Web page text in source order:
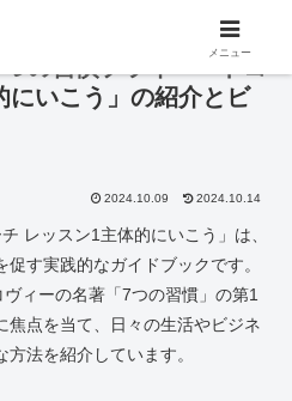
の習慣プライベートコ
にいこう」の紹介とビ
2024.10.09 2024.10.14
レッスン1主体的にいこう」は、
す実践的なガイドブックです。
ィーの名著「7つの習慣」の第1
焦点を当て、日々の生活やビジネ
法を紹介しています。
メニュー